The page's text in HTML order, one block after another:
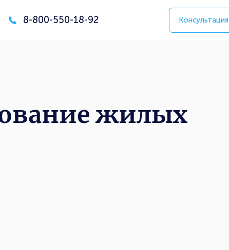
8-800-550-18-92 Консультация
жилых